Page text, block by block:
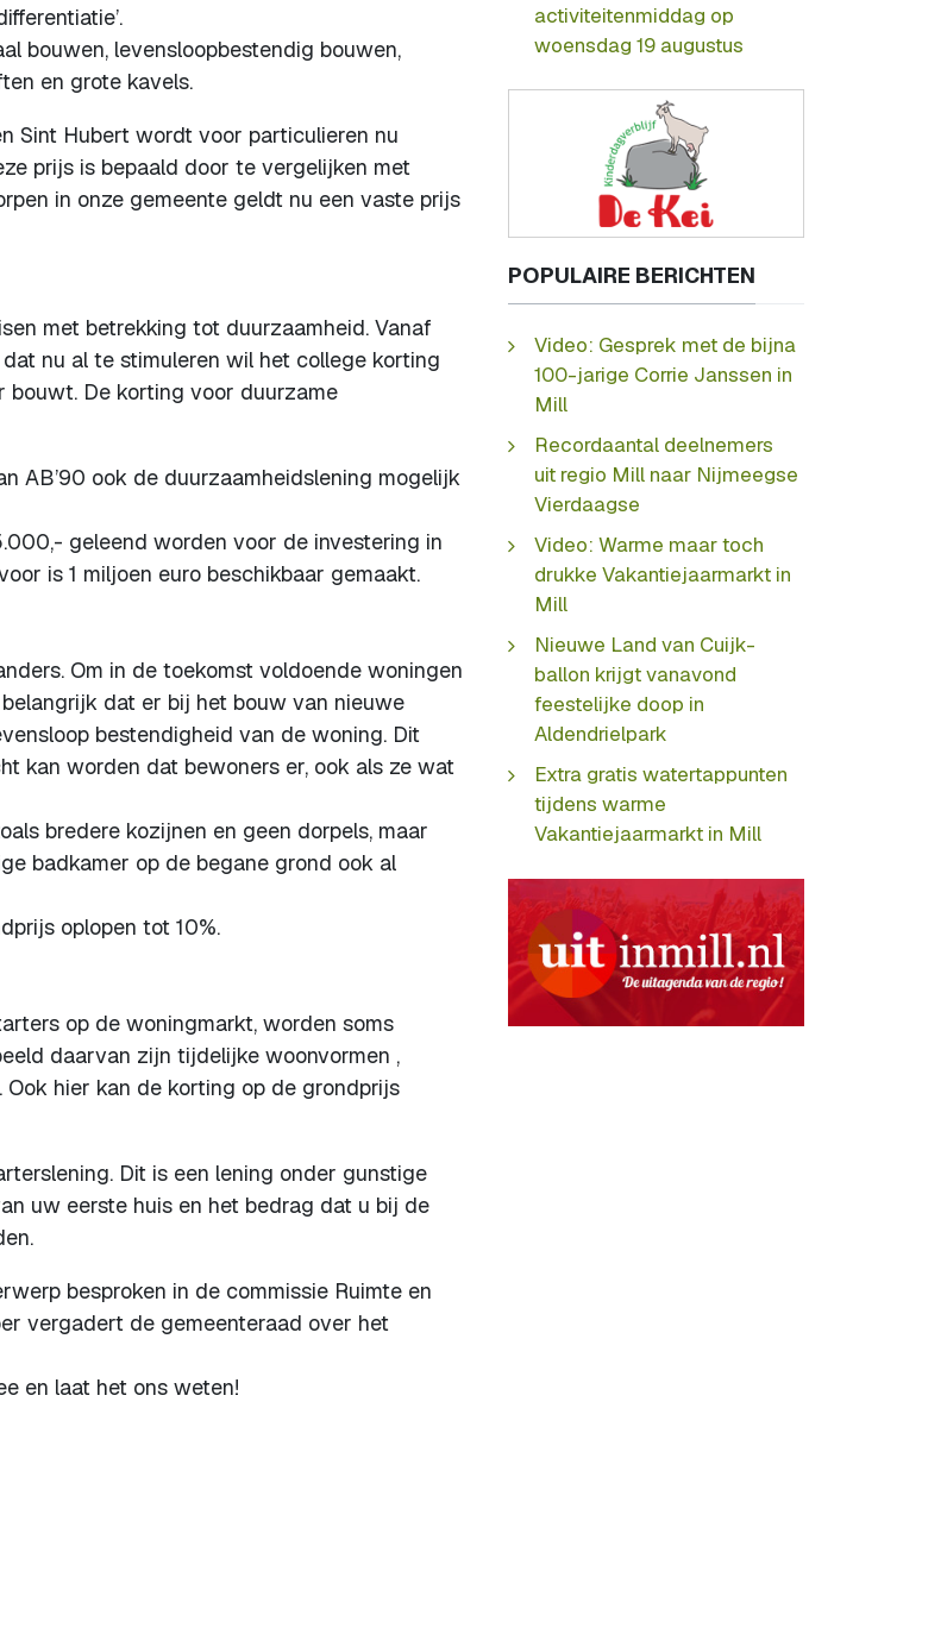
bouwen, levensloopbestendig bouwen,
en grote kavels.
Sint Hubert wordt voor particulieren nu
prijs is bepaald door te vergelijken met
in onze gemeente geldt nu een vaste prijs
met betrekking tot duurzaamheid. Vanaf
nu al te stimuleren wil het college korting
bouwt. De korting voor duurzame
AB’90 ook de duurzaamheidslening mogelijk
geleend worden voor de investering in
is 1 miljoen euro beschikbaar gemaakt.
Om in de toekomst voldoende woningen
dat er bij het bouw van nieuwe
bestendigheid van de woning. Dit
kan worden dat bewoners er, ook als ze wat
bredere kozijnen en geen dorpels, maar
badkamer op de begane grond ook al
oplopen tot 10%.
op de woningmarkt, worden soms
daarvan zijn tijdelijke woonvormen ,
hier kan de korting op de grondprijs
Dit is een lening onder gunstige
uw eerste huis en het bedrag dat u bij de
besproken in de commissie Ruimte en
vergadert de gemeenteraad over het
en laat het ons weten!
activiteitenmiddag op
woensdag 19 augustus
POPULAIRE BERICHTEN
Video: Gesprek met de bijna
100-jarige Corrie Janssen in
Mill
Recordaantal deelnemers
uit regio Mill naar Nijmeegse
Vierdaagse
Video: Warme maar toch
drukke Vakantiejaarmarkt in
Mill
Nieuwe Land van Cuijk-
ballon krijgt vanavond
feestelijke doop in
Aldendrielpark
Extra gratis watertappunten
tijdens warme
Vakantiejaarmarkt in Mill